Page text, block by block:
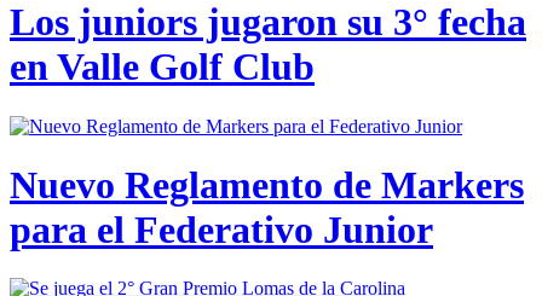
Los juniors jugaron su 3° fecha
en Valle Golf Club
Nuevo Reglamento de Markers
para el Federativo Junior